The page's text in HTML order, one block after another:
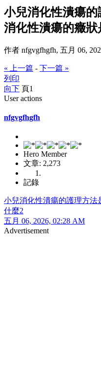
小兒消化性潰瘍
消化性潰瘍的癥狀
作者 nfgvgfhgfh, 五月 06,
« 上一篇 - 下一篇 »
列印
向下 頁1
User actions
nfgvgfhgfh
Hero Member
文章: 2,273
記錄
小兒消化性潰瘍的護理方法
什麼2
五月 06, 2026, 02:28 AM
Advertisement